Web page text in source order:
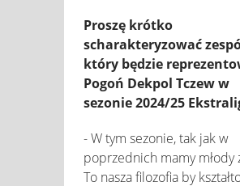
Proszę krótko
scharakteryzować
który będzie
Pogoń Dekpol Tczew w
sezonie 2024/25
- W tym sezonie, tak jak w
poprzednich mamy młody
To nasza filozofia by